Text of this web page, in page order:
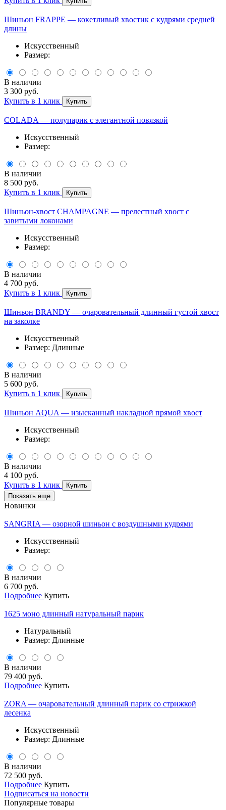
Шиньон FRAPPE — кокетливый хвостик с кудрями средней
длины
Искусственный
Размер:
В наличии
3 300 руб.
Купить в 1 клик
Купить
COLADA — полупарик с элегантной повязкой
Искусственный
Размер:
В наличии
8 500 руб.
Купить в 1 клик
Купить
Шиньон-хвост CHAMPAGNE — прелестный хвост с
завитыми локонами
Искусственный
Размер:
В наличии
4 700 руб.
Купить в 1 клик
Купить
Шиньон BRANDY — очаровательный длинный густой хвост
на заколке
Искусственный
Размер: Длинные
В наличии
5 600 руб.
Купить в 1 клик
Купить
Шиньон AQUA — изысканный накладной прямой хвост
Искусственный
Размер:
В наличии
4 100 руб.
Купить в 1 клик
Купить
Показать еще
Новинки
SANGRIA — озорной шиньон с воздушными кудрями
Искусственный
Размер:
В наличии
6 700 руб.
Подробнее Купить
1625 моно длинный натуральный парик
Натуральный
Размер: Длинные
В наличии
79 400 руб.
Подробнее Купить
ZORA — очаровательный длинный парик со стрижкой
лесенка
Искусственный
Размер: Длинные
В наличии
72 500 руб.
Подробнее Купить
Подписаться на новости
Популярные товары